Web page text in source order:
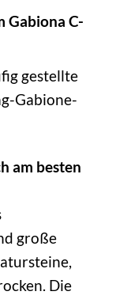
Gabiona C-
gestellte
Gabione-
am besten
große
Die